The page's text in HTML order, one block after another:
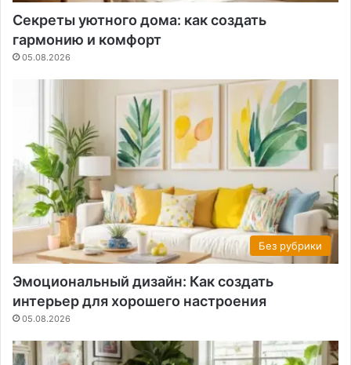
Секреты уютного дома: как создать
гармонию и комфорт
05.08.2026
Без рубрики
Эмоциональный дизайн: Как создать
интерьер для хорошего настроения
05.08.2026